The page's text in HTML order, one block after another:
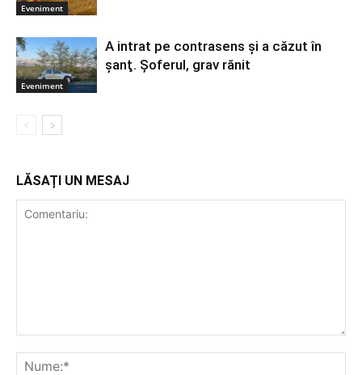
Eveniment
Eveniment
A intrat pe contrasens şi a căzut în
şanţ. Şoferul, grav rănit
LĂSAȚI UN MESAJ